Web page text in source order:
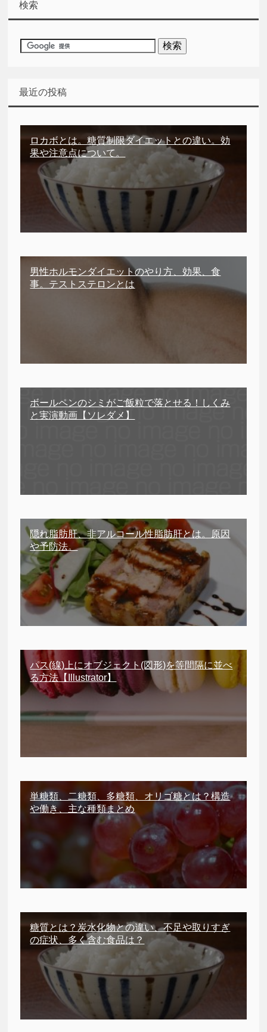
検索
最近の投稿
ロカボとは。糖質制限ダイエットとの違い。効
果や注意点について。
男性ホルモンダイエットのやり方、効果、食
事。テストステロンとは
ボールペンのシミがご飯粒で落とせる！しくみ
と実演動画【ソレダメ】
隠れ脂肪肝、非アルコール性脂肪肝とは。原因
や予防法。
パス(線)上にオブジェクト(図形)を等間隔に並べ
る方法【Illustrator】
単糖類、二糖類、多糖類、オリゴ糖とは？構造
や働き、主な種類まとめ
糖質とは？炭水化物との違い、不足や取りすぎ
の症状、多く含む食品は？